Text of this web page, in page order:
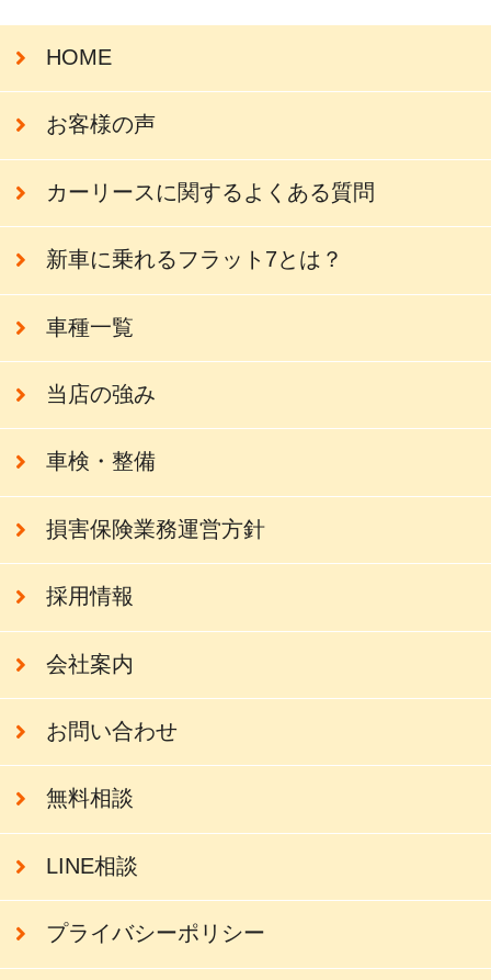
HOME
お客様の声
カーリースに関するよくある質問
新車に乗れるフラット7とは？
車種一覧
当店の強み
車検・整備
損害保険業務運営方針
採用情報
会社案内
お問い合わせ
無料相談
LINE相談
プライバシーポリシー